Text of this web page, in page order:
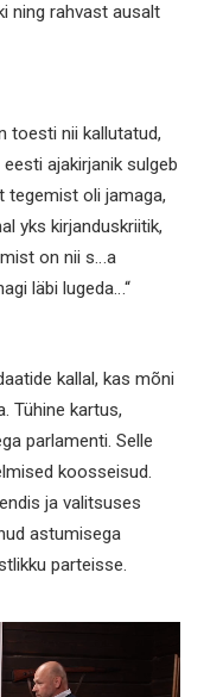
ning rahvast ausalt
toesti nii kallutatud,
ajakirjanik sulgeb
tegemist oli jamaga,
yks kirjanduskriitik,
on nii s…a
läbi lugeda…“
kallal, kas mõni
Tühine kartus,
parlamenti. Selle
koosseisud.
ja valitsuses
astumisega
parteisse.